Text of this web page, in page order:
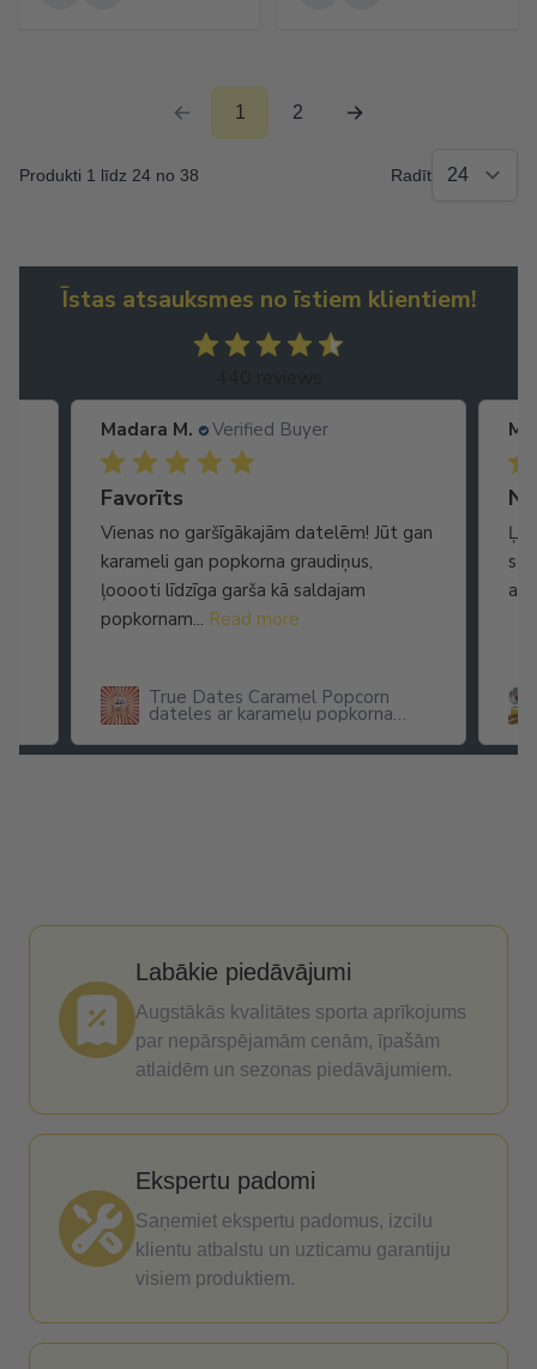
1 2
Produkti 1 līdz 24 no 38 Radīt
Īstas atsauksmes no īstiem klientiem!
Madara M. Verified Buyer
Favorīts
Vienas no garšīgākajām datelēm! Jūt gan
karameli gan popkorna graudiņus,
ļooooti līdzīga garša kā saldajam
popkornam... Read more
True Dates Caramel Popcorn
dateles ar karameļu popkorna
arī
Labākie piedāvājumi
Augstākās kvalitātes sporta aprīkojums
par nepārspējamām cenām, īpašām
atlaidēm un sezonas piedāvājumiem.
Ekspertu padomi
Saņemiet ekspertu padomus, izcilu
klientu atbalstu un uzticamu garantiju
visiem produktiem.